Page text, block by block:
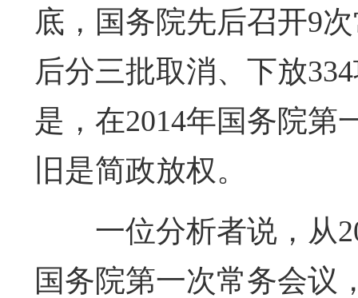
底，国务院先后召开9
后分三批取消、下放
是，在2014年国务院第
旧是简政放权。
一位分析者说，从
国务院第一次常务会议